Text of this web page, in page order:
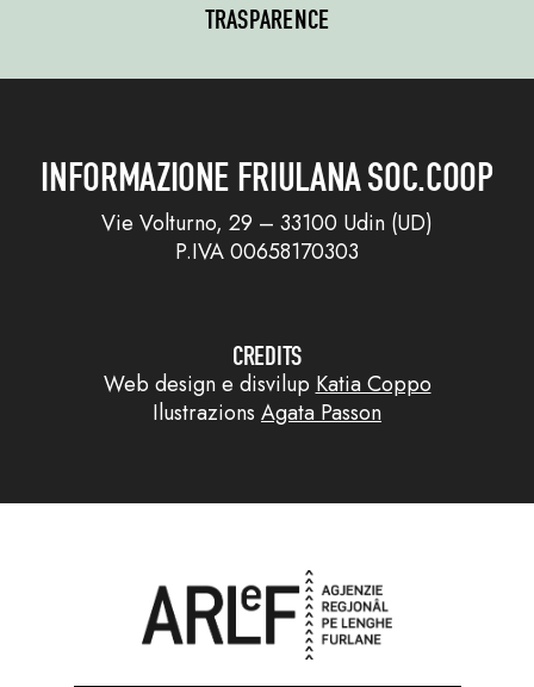
TRASPARENCE
INFORMAZIONE FRIULANA SOC.COOP
Vie Volturno, 29 – 33100 Udin (UD)
P.IVA 00658170303
CREDITS
Web design e disvilup Katia Coppo
Ilustrazions Agata Passon